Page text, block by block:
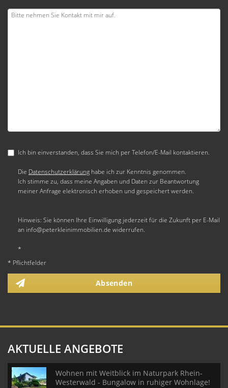
Ich bin einverstanden, dass Sie mich per Telefon/E-Mail kontaktieren.
Die Datenschutzerklärung habe ich zur Kenntnis genommen.
Ich stimme zu, dass meine Angaben und Daten zur Beantwortung
meiner Anfrage elektronisch erhoben und gespeichert werden.
Hinweis: Sie können Ihre Einwilligung jederzeit für die Zukunft per E-Mail
an info@peterkleinimmobilien.de widerrufen.
*
* Pflichtfelder
Absenden
AKTUELLE ANGEBOTE
Wohnen mit Weitblick im Naturpark Rhein-
Westerwald - Bungalow in ruhiger Wohnlage!